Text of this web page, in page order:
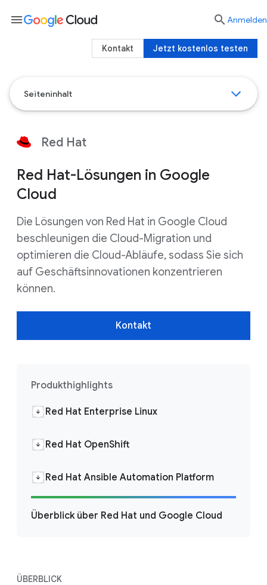
Seiteninhalt
Red Hat
Red Hat-Lösungen in Google
Cloud
Die Lösungen von Red Hat in Google Cloud
beschleunigen die Cloud-Migration und
optimieren die Cloud-Abläufe, sodass Sie sich
auf Geschäftsinnovationen konzentrieren
können.
Kontakt
Produkthighlights
Red Hat Enterprise Linux
Red Hat OpenShift
Red Hat Ansible Automation Platform
Überblick über Red Hat und Google Cloud
ÜBERBLICK
menu  Anmelden
Jetzt kostenlos testen
Kontakt